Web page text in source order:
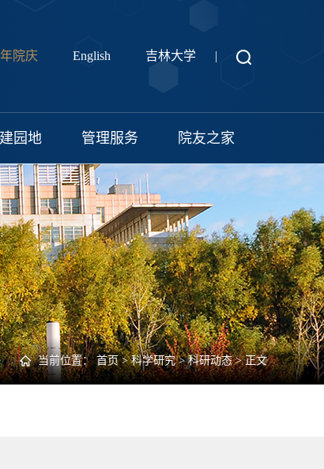
院庆 English 吉林大学 |
园地 管理服务 院友之家
当前位置：首页>科学研究>科研动态> 正文